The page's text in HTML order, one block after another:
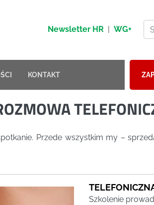
Newsletter HR | WG+
KONTAKT
Przede wszystkim my –
Szkolenie